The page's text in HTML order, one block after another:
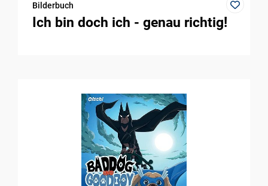
Bilderbuch
Ich bin doch ich - genau richtig!